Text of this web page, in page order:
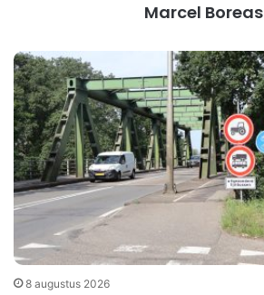
Marcel Boreas
8 augustus 2026